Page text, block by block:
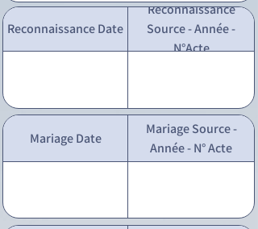
Reconnaissance Date
Reconnaissance
Source - Année -
N°Acte
Mariage Date
Mariage Source -
Année - N° Acte